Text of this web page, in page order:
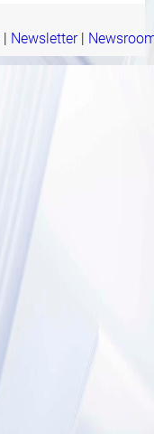
| Newsletter|